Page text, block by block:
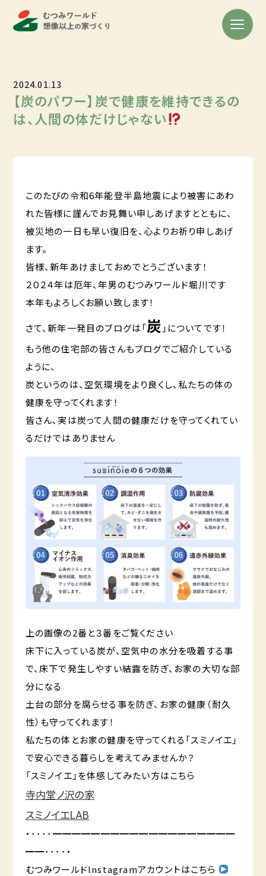
2024.01.13
【炭のパワー】炭で健康を維持できるの
は、人間の体だけじゃない
このたびの令和6年能登半島地震により被害にあわ
れた皆様に謹んでお見舞い申しあげますとともに、
被災地の一日も早い復旧を、心よりお祈り申しあげ
ます。
皆様、新年あけましておめでとうございます！
２０２４年は厄年、年男のむつみワールド堀川です
本年もよろしくお願い致します！
さて、新年一発目のブログは「炭 」についてです！
もう他の住宅部の皆さんもブログでご紹介している
ように、
炭というのは、空気環境をより良くし、私たちの体の
健康を守ってくれます！
皆さん、実は炭って人間の健康だけを守ってくれてい
るだけではありません
上の画像の2番と３番をご覧ください
床下に入っている炭が、空気中の水分を吸着する事
で、床下で発生しやすい結露を防ぎ、お家の大切な部
分になる
土台の部分を腐らせる事を防ぎ、お家の健康（耐久
性）も守ってくれます！
私たちの体とお家の健康を守ってくれる「スミノイエ」
で安心できる暮らしを考えてみませんか？
「スミノイエ」を体感してみたい方はこちら
寺内堂ノ沢の家
スミノイエLAB
・････━━━━━━━━━━━━━━━━━━━
━━････・
むつみワールドInstagramアカウントはこちら